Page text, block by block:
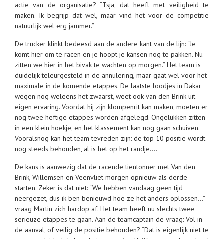
actie van de organisatie? “Tsja, dat heeft met veiligheid te
maken. Ik begrijp dat wel, maar vind het voor de competitie
natuurlijk wel erg jammer.”
De trucker klinkt bedeesd aan de andere kant van de lijn: “Je
komt hier om te racen en je hoopt je kansen nog te pakken. Nu
zitten we hier in het bivak te wachten op morgen.” Het team is
duidelijk teleurgesteld in de annulering, maar gaat wel voor het
maximale in de komende etappes. De laatste loodjes in Dakar
wegen nog weleens het zwaarst, weet ook van den Brink uit
eigen ervaring. Voordat hij zijn klompenrit kan maken, moeten er
nog twee heftige etappes worden afgelegd. Ongelukken zitten
in een klein hoekje, en het klassement kan nog gaan schuiven.
Vooralsnog kan het team tevreden zijn: de top 10 positie wordt
nog steeds behouden, al is het op het randje….
De kans is aanwezig dat de racende tientonner met Van den
Brink, Willemsen en Veenvliet morgen opnieuw als derde
starten. Zeker is dat niet: “We hebben vandaag geen tijd
neergezet, dus ik ben benieuwd hoe ze het anders oplossen…”
vraag Martin zich hardop af. Het team heeft nu slechts twee
serieuze etappes te gaan. Aan de teamcaptain de vraag: Vol in
de aanval, of veilig de positie behouden? “Dat is eigenlijk niet te